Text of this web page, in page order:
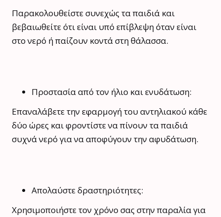
Παρακολουθείστε συνεχώς τα παιδιά και
βεβαιωθείτε ότι είναι υπό επίβλεψη όταν είναι
στο νερό ή παίζουν κοντά στη θάλασσα.
Προστασία από τον ήλιο και ενυδάτωση:
Επαναλάβετε την εφαρμογή του αντηλιακού κάθε
δύο ώρες και φροντίστε να πίνουν τα παιδιά
συχνά νερό για να αποφύγουν την αφυδάτωση.
Απολαύστε δραστηριότητες:
Χρησιμοποιήστε τον χρόνο σας στην παραλία για